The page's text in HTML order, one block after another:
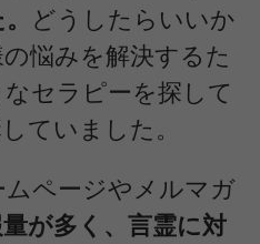
どうしたらいいか
悩みを解決するた
セラピーを探して
ていました。
ページやメルマガ
が多く、言霊に対